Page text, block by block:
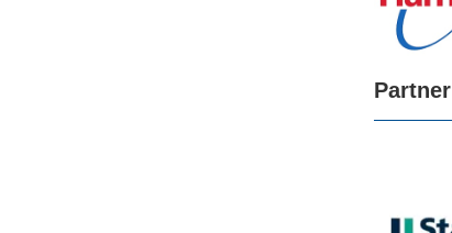
Partner